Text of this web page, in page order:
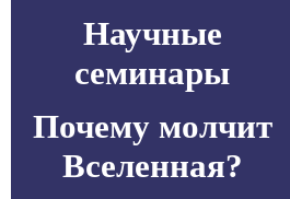
Научные
семинары
Почему молчит
Вселенная?